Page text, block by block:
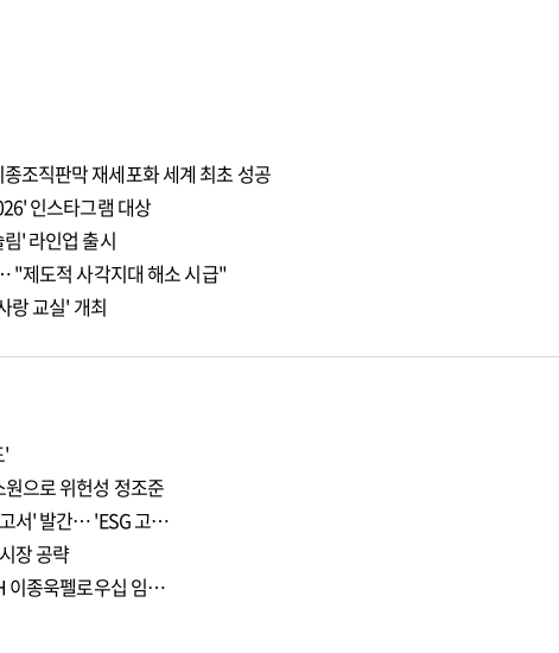
조직판막 재세포화 세계 최초 성공
인스타그램 대상
' 라인업 출시
"제도적 사각지대 해소 시급"
랑 교실' 개최
'
으로 위헌성 정조준
서' 발간… 'ESG 고…
장 공략
이종욱펠로우십 임…